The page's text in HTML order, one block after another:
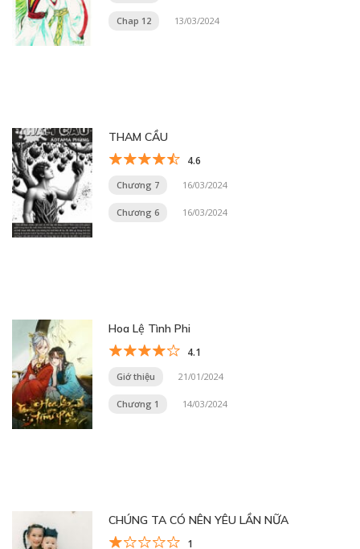
Chap 12 13/03/2024
THAM CẦU
4.6
Chương 7 16/03/2024
Chương 6 16/03/2024
Hoa Lệ Tình Phi
4.1
Giớ thiệu 21/01/2024
Chương 1 14/03/2024
CHÚNG TA CÓ NÊN YÊU LẦN NỮA
1